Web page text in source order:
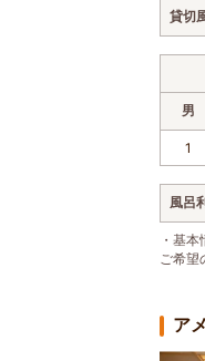
貸切
男
1
風呂
・基
ご希望
ア